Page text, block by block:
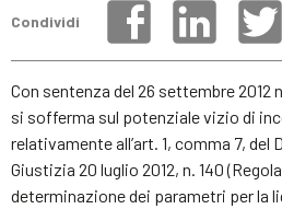
Condividi
Con sentenza del 26 settembre 2012
si sofferma sul potenziale vizio di
relativamente all’art. 1, comma 7, del
Giustizia 20 luglio 2012, n. 140
determinazione dei parametri per la